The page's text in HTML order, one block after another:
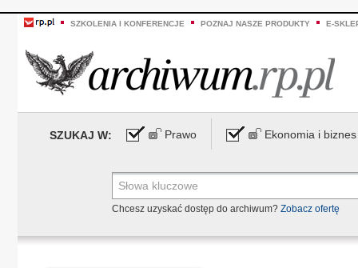
SZKOLENIA I KONFERENCJE POZNAJ NASZE PRODUKTY E-
SZUKAJ W: Prawo Ekonomia i biznes
Chcesz uzyskać dostęp do archiwum? Zobacz ofertę